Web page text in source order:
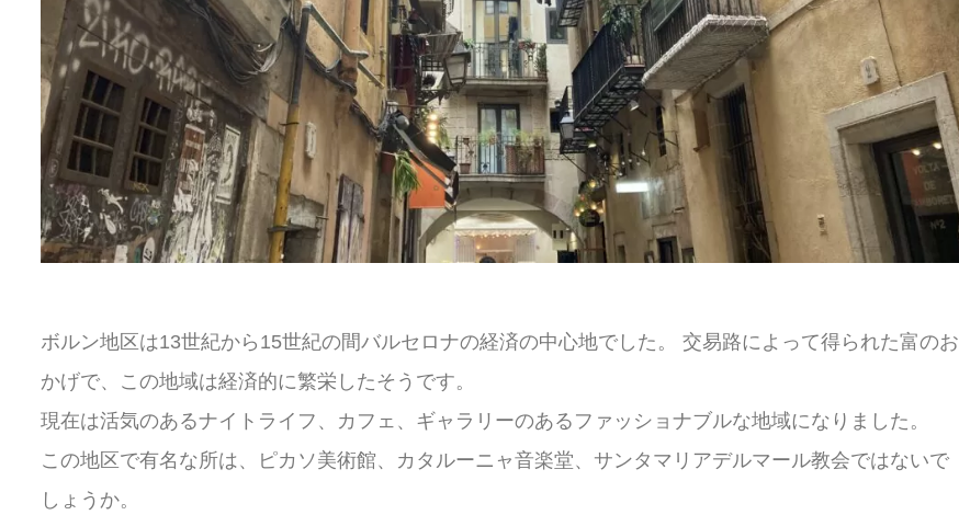
ボルン地区は13世紀から15世紀の間バルセロナの経済の中心地でした。 交易路によって得られた富のお
かげで、この地域は経済的に繁栄したそうです。
現在は活気のあるナイトライフ、カフェ、ギャラリーのあるファッショナブルな地域になりました。
この地区で有名な所は、ピカソ美術館、カタルーニャ音楽堂、サンタマリアデルマール教会ではないで
しょうか。